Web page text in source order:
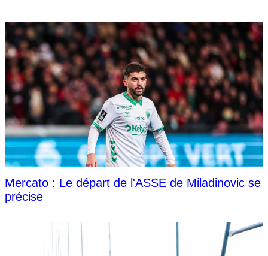
Mercato : Le départ de l'ASSE de Miladinovic se
précise